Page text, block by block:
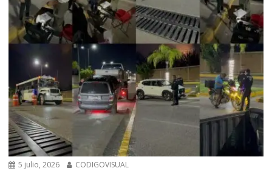
5 julio, 2026 CODIGOVISUAL